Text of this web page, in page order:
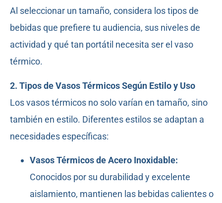
Al seleccionar un tamaño, considera los tipos de
bebidas que prefiere tu audiencia, sus niveles de
actividad y qué tan portátil necesita ser el vaso
térmico.
2. Tipos de Vasos Térmicos Según Estilo y Uso
Los vasos térmicos no solo varían en tamaño, sino
también en estilo. Diferentes estilos se adaptan a
necesidades específicas:
Vasos Térmicos de Acero Inoxidable:
Conocidos por su durabilidad y excelente
aislamiento, mantienen las bebidas calientes o